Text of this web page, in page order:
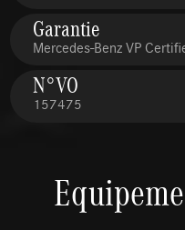
Garantie
Mercedes-Benz VP
N°VO
157475